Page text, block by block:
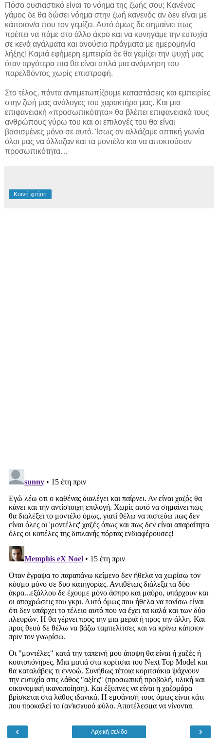
Πόσο ουσιαστικό είναι το νόημα της ζωής σου; Κανένας
γάμος δε θα δώσει νόημα στην ζωή κανενός αν δεν είναι με
κάποιον/α που τον γεμίζει. Αυτό όμως δε σημαίνει πως
πρέπει να πάμε στο άλλο άκρο και να κυνηγάμε την ευτυχία
σε κενά αγάλματα και ανούσια πράγματα με ημερομηνία
λήξης! Καμιά εφήμερη εμπειρία δε θα γεμίζει την ψυχή μας
όταν αργότερα πια θα είναι απλά μια ανάμνηση του
παρελθόντος χωρίς επιστροφή.
Στο τέλος, πάντα αντιμετωπίζουμε καταστάσεις και εμπειρίες
στην ζωή μας ανάλογες του χαρακτήρα μας. Και μια
επιφανειακή «προσωπικότητα» θα βλέπει επιφανειακά τους
ανθρώπους γύρω του και οι επιλογές του θα είναι
βασισμένες μόνο σε αυτό. Ίσως αν αλλάζαμε οπτική γωνία
όλοι μας να άλλαζαν και τα μοντέλα και να αποκτούσαν
προσωπικότητα…
Κοινή χρήση
‹ ›
Αρχική σελίδα